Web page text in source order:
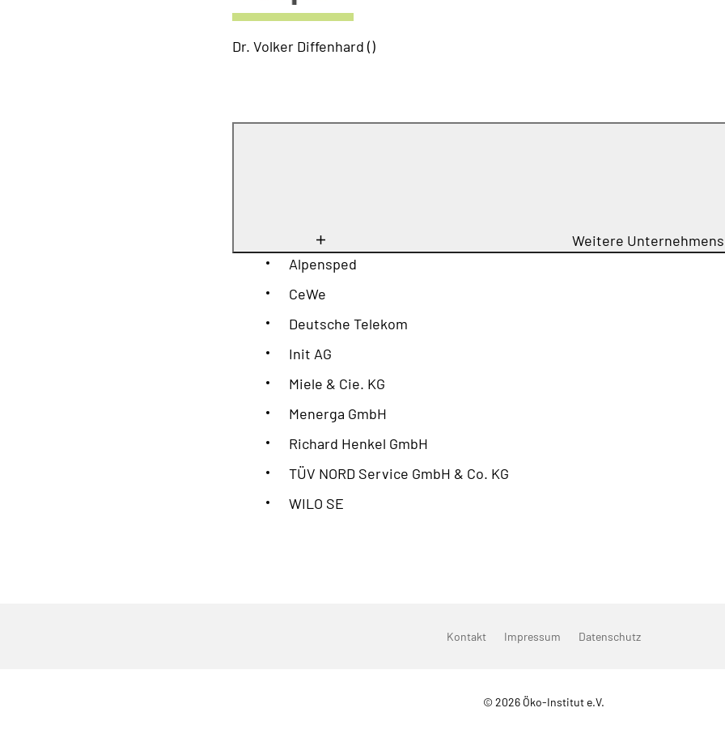
Dr. Volker Diffenhard ()
Weitere
Alpensped
CeWe
Deutsche Telekom
Init AG
Miele & Cie. KG
Menerga GmbH
Richard Henkel GmbH
TÜV NORD Service GmbH & Co. KG
WILO SE
Kontakt Impressum Datenschutz
© 2026 Öko-Institut e.V.